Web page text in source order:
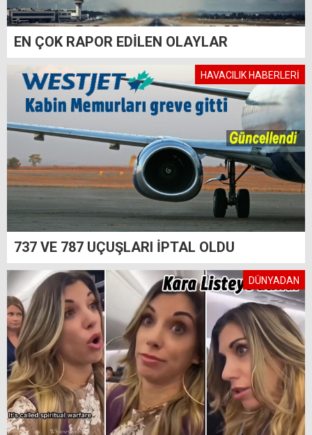
EN ÇOK RAPOR EDİLEN OLAYLAR
HAVACILIK HABERLERİ
737 VE 787 UÇUŞLARI İPTAL OLDU
DÜNYADAN